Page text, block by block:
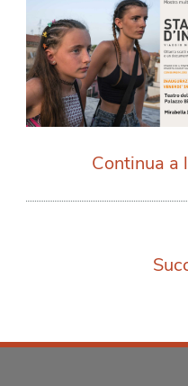
Continua a